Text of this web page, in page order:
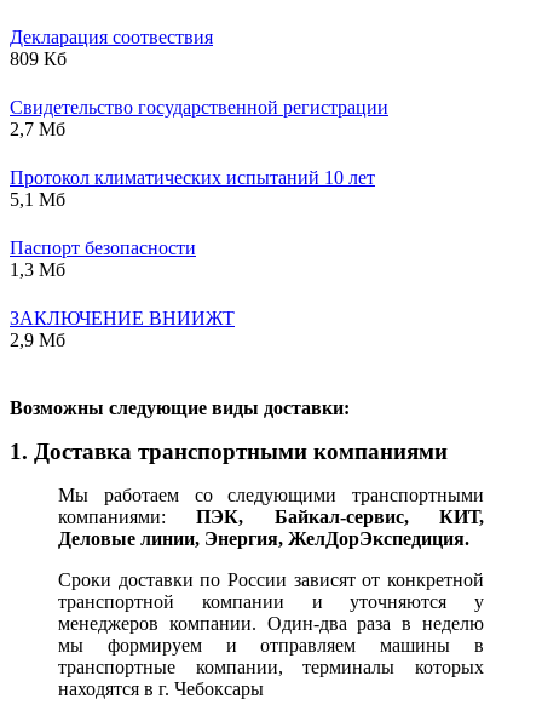
Декларация соотвествия
809 Кб
Свидетельство государственной регистрации
2,7 Мб
Протокол климатических испытаний 10 лет
5,1 Мб
Паспорт безопасности
1,3 Мб
ЗАКЛЮЧЕНИЕ ВНИИЖТ
2,9 Мб
Возможны следующие виды доставки:
1. Доставка транспортными компаниями
Мы работаем со следующими транспортными
компаниями:ПЭК, Байкал-сервис, КИТ,
Деловые линии, Энергия, ЖелДорЭкспедиция.
Сроки доставки по России зависят от конкретной
транспортной компании и уточняются у
менеджеров компании. Один-два раза в неделю
мы формируем и отправляем машины в
транспортные компании, терминалы которых
находятся в г. Чебоксары